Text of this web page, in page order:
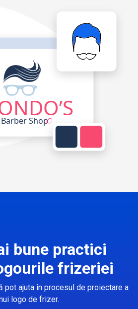
bune practici
frizeriei
pot ajuta în procesul de proiectare a
logo de frizer.